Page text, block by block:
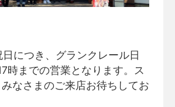
日につき、グランクレール日
時までの営業となります。ス
なさまのご来店お待ちしてお